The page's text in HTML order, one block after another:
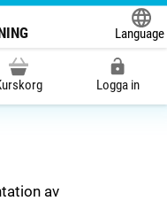
Language
Logga in
av